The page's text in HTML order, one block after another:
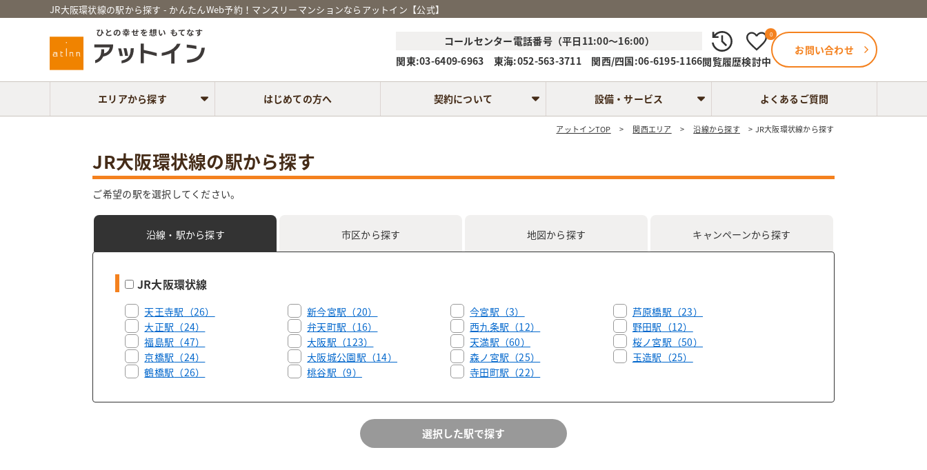
JR大阪環状線の駅から探す - かんたんWeb予約！マンスリーマンションならアットイン【公式】
コールセンター電話番号（平日11:00～16:00）
関東:03-6409-6963 東海:052-563-3711 関西/四国:06-6195-1166閲覧履歴検討中
0
お問い合わせ
エリアから探す はじめての方へ 契約について 設備・サービス よくあるご質問
アットインTOP 関西エリア 沿線から探す JR大阪環状線から探す
JR大阪環状線の駅から探す
ご希望の駅を選択してください。
沿線・駅から探す 市区から探す 地図から探す キャンペーンから探す
JR大阪環状線
天王寺駅 （26） 新今宮駅 （20） 今宮駅 （3） 芦原橋駅 （23）
大正駅 （24） 弁天町駅 （16） 西九条駅 （12） 野田駅 （12）
福島駅 （47） 大阪駅 （123） 天満駅 （60） 桜ノ宮駅 （50）
京橋駅 （24） 大阪城公園駅 （14） 森ノ宮駅 （25） 玉造駅 （25）
鶴橋駅 （26） 桃谷駅 （9） 寺田町駅 （22）